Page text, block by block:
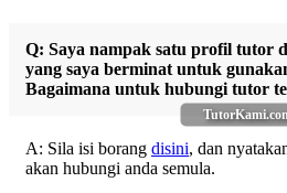
Q: Saya nampak satu profil tutor
yang saya berminat untuk
Bagaimana untuk hubungi tutor
A: Sila isi borang disini, dan
akan hubungi anda semula.